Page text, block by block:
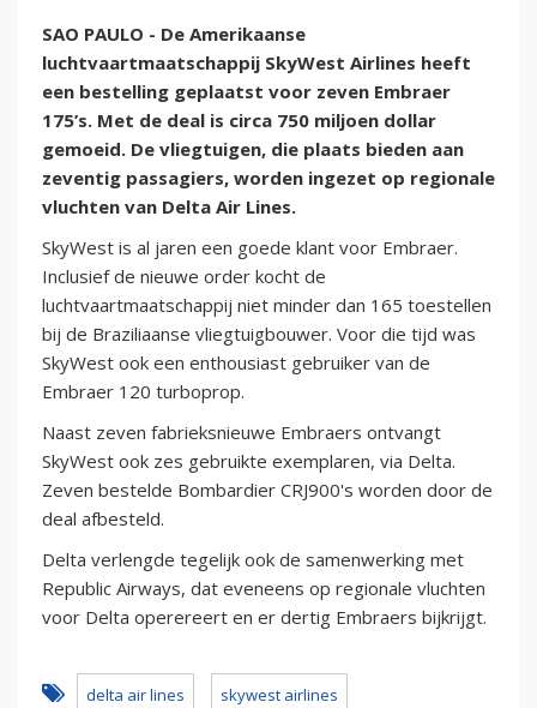
SAO PAULO - De Amerikaanse
luchtvaartmaatschappij SkyWest Airlines heeft
een bestelling geplaatst voor zeven Embraer
175’s. Met de deal is circa 750 miljoen dollar
gemoeid. De vliegtuigen, die plaats bieden aan
zeventig passagiers, worden ingezet op regionale
vluchten van Delta Air Lines.
SkyWest is al jaren een goede klant voor Embraer.
Inclusief de nieuwe order kocht de
luchtvaartmaatschappij niet minder dan 165 toestellen
bij de Braziliaanse vliegtuigbouwer. Voor die tijd was
SkyWest ook een enthousiast gebruiker van de
Embraer 120 turboprop.
Naast zeven fabrieksnieuwe Embraers ontvangt
SkyWest ook zes gebruikte exemplaren, via Delta.
Zeven bestelde Bombardier CRJ900's worden door de
deal afbesteld.
Delta verlengde tegelijk ook de samenwerking met
Republic Airways, dat eveneens op regionale vluchten
voor Delta operereert en er dertig Embraers bijkrijgt.
delta air lines skywest airlines